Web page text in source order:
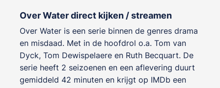
Over Water direct kijken / streamen
Over Water is een serie binnen de genres drama
en misdaad. Met in de hoofdrol o.a. Tom van
Dyck, Tom Dewispelaere en Ruth Becquart. De
serie heeft 2 seizoenen en een aflevering duurt
gemiddeld 42 minuten en krijgt op IMDb een